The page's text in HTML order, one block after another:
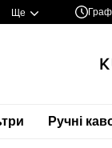
Ще
Ручні